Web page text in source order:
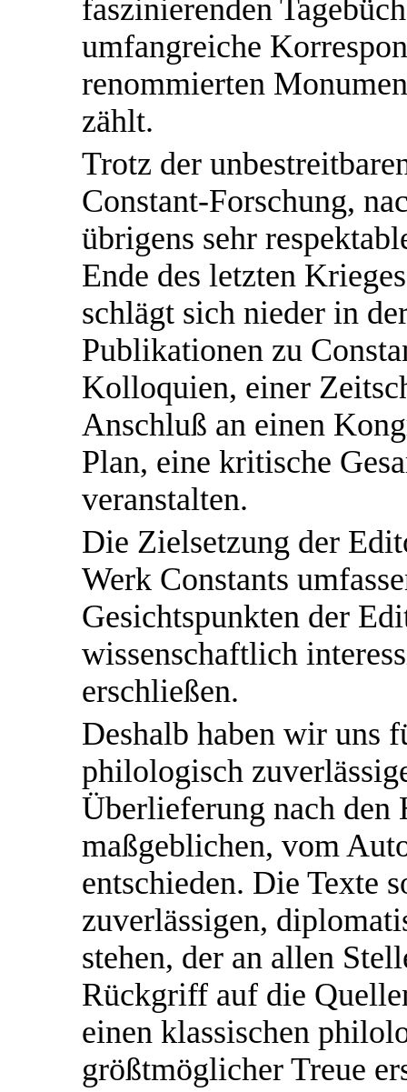
faszinierenden
umfangreiche
renommierten
zählt.
Trotz der
Constant-Forschung,
übrigens sehr
Ende des letzten
schlägt sich nieder in
Publikationen zu
Kolloquien, einer
Anschluß an einen
Plan, eine kritische
veranstalten.
Die Zielsetzung der
Werk Constants
Gesichtspunkten der
wissenschaftlich
erschließen.
Deshalb haben wir uns
philologisch
Überlieferung nach den
maßgeblichen, vom
entschieden. Die Texte
zuverlässigen,
stehen, der an allen
Rückgriff auf die
einen klassischen
größtmöglicher Treue